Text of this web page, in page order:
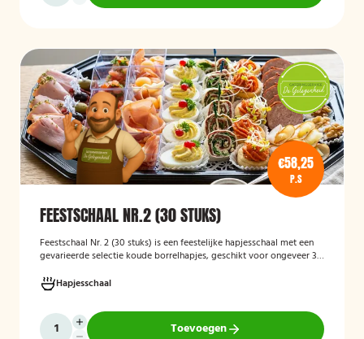
€58,25
P.S
FEESTSCHAAL NR.2 (30 STUKS)
Feestschaal Nr. 2 (30 stuks) is een feestelijke hapjesschaal met een
gevarieerde selectie koude borrelhapjes, geschikt voor ongeveer 30
feestelijke gelegenheden en biedt een gemakkelijke, kant-en-klare
oplossing voor het serveren van smakelijke hapjes aan uw gasten.
Hapjesschaal
Toevoegen